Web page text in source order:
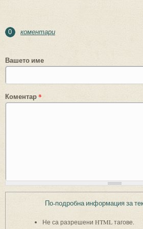
0 коментари
Вашето име
Коментар*
По-подробна информация за
Не са разрешени HTML тагове.